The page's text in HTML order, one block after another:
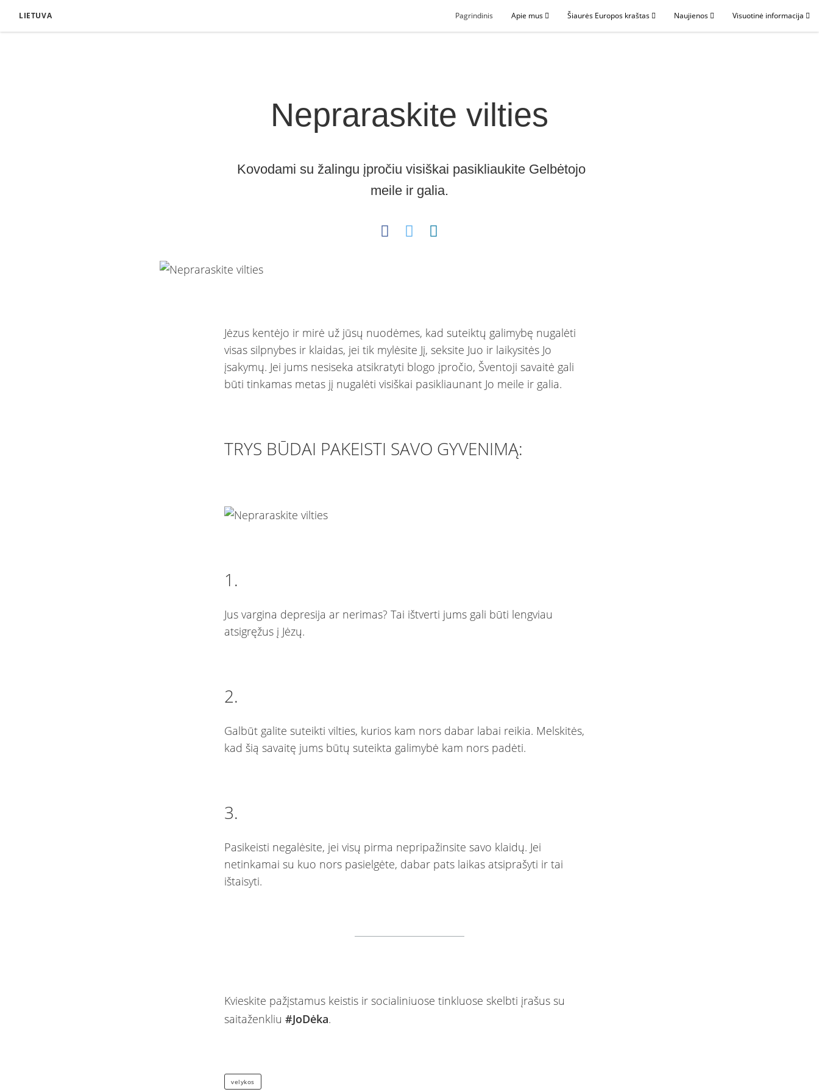
LIETUVA Pagrindinis Apie mus Šiaurės Europos kraštas Naujienos Visuotinė informacija
Nepraraskite vilties
Kovodami su žalingu įpročiu visiškai pasikliaukite Gelbėtojo
meile ir galia.
Jėzus kentėjo ir mirė už jūsų nuodėmes, kad suteiktų galimybę nugalėti
visas silpnybes ir klaidas, jei tik mylėsite Jį, seksite Juo ir laikysitės Jo
įsakymų. Jei jums nesiseka atsikratyti blogo įpročio, Šventoji savaitė gali
būti tinkamas metas jį nugalėti visiškai pasikliaunant Jo meile ir galia.
TRYS BŪDAI PAKEISTI SAVO GYVENIMĄ:
1.
Jus vargina depresija ar nerimas? Tai ištverti jums gali būti lengviau
atsigręžus į Jėzų.
2.
Galbūt galite suteikti vilties, kurios kam nors dabar labai reikia. Melskitės,
kad šią savaitę jums būtų suteikta galimybė kam nors padėti.
3.
Pasikeisti negalėsite, jei visų pirma nepripažinsite savo klaidų. Jei
netinkamai su kuo nors pasielgėte, dabar pats laikas atsiprašyti ir tai
ištaisyti.
Kvieskite pažįstamus keistis ir socialiniuose tinkluose skelbti įrašus su
saitaženkliu#JoDėka.
velykos